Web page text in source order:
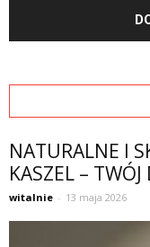
NATURALNE I
KASZEL –
witalnie - 13 maja 2026